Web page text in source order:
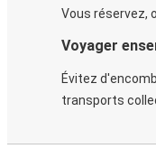
Vous réservez,
Voyager
Évitez
transports